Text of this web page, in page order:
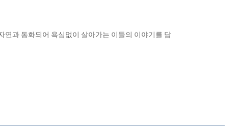
연과 동화되어 욕심없이 살아가는 이들의 이야기를 담